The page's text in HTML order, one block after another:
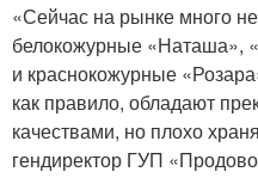
«Сейчас на рынке много
белокожурные «Наташа»,
и краснокожурные
как правило, обладают
качествами, но плохо
гендиректор ГУП